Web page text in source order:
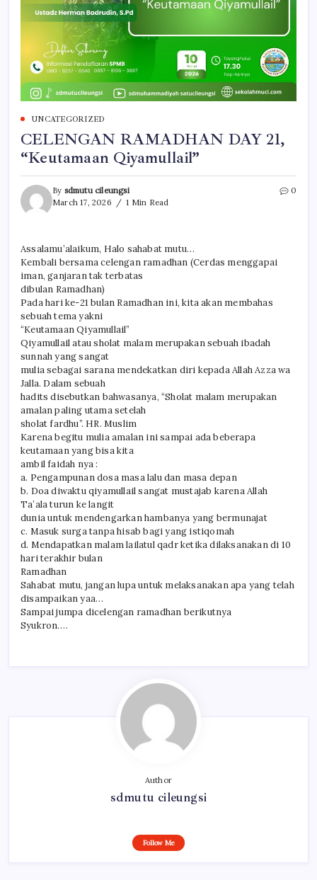
UNCATEGORIZED
CELENGAN RAMADHAN DAY 21,
“Keutamaan Qiyamullail”
By sdmutu cileungsi
March 17, 2026
1 Min Read
0
Assalamu’alaikum, Halo sahabat mutu…
Kembali bersama celengan ramadhan (Cerdas menggapai
iman, ganjaran tak terbatas
dibulan Ramadhan)
Pada hari ke-21 bulan Ramadhan ini, kita akan membahas
sebuah tema yakni
“Keutamaan Qiyamullail”
Qiyamullail atau sholat malam merupakan sebuah ibadah
sunnah yang sangat
mulia sebagai sarana mendekatkan diri kepada Allah Azza wa
Jalla. Dalam sebuah
hadits disebutkan bahwasanya, “Sholat malam merupakan
amalan paling utama setelah
sholat fardhu”. HR. Muslim
Karena begitu mulia amalan ini sampai ada beberapa
keutamaan yang bisa kita
ambil faidah nya :
a. Pengampunan dosa masa lalu dan masa depan
b. Doa diwaktu qiyamullail sangat mustajab karena Allah
Ta’ala turun ke langit
dunia untuk mendengarkan hambanya yang bermunajat
c. Masuk surga tanpa hisab bagi yang istiqomah
d. Mendapatkan malam lailatul qadr ketika dilaksanakan di 10
hari terakhir bulan
Ramadhan
Sahabat mutu, jangan lupa untuk melaksanakan apa yang telah
disampaikan yaa…
Sampai jumpa dicelengan ramadhan berikutnya
Syukron….
Author
sdmutu cileungsi
Follow Me